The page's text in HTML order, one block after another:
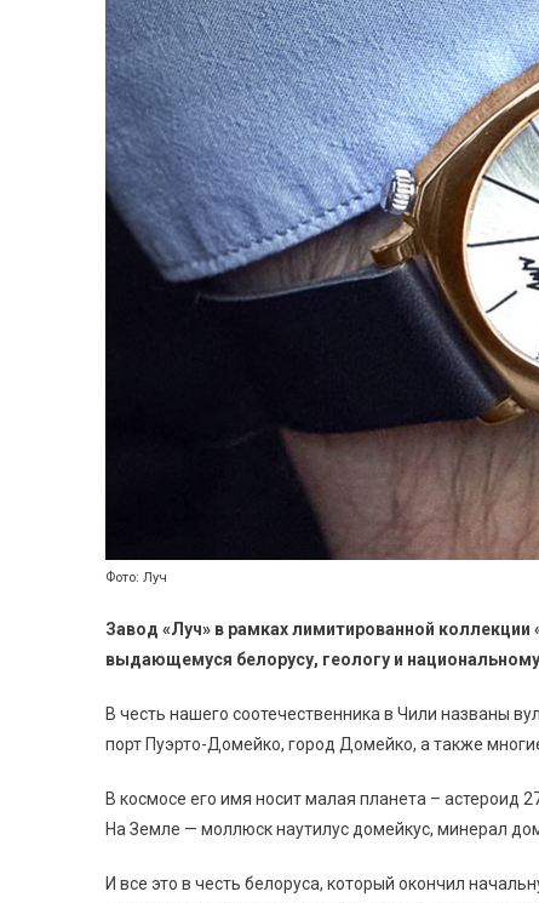
Фото: Луч
Завод «Луч» в рамках лимитированной
выдающемуся белорусу, геологу и
В честь нашего соотечественника в Чили названы
порт Пуэрто-Домейко, город Домейко, а также
В космосе его имя носит малая планета –
На Земле — моллюск наутилус домейкус, минерал
И все это в честь белоруса, который окончил